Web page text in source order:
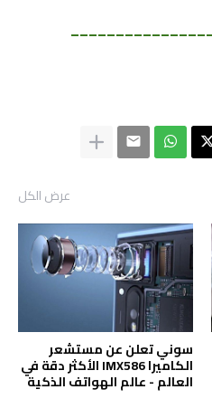
عرض الكل
سوني تعلن عن مستشعر
الكاميرا IMX586 الأكثر دقة في
العالم - عالم الهواتف الذكية